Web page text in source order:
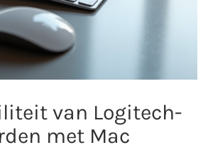
van Logitech-
met Mac